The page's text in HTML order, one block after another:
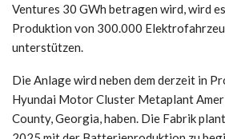
Ventures 30 GWh betragen wird, wird
Produktion von 300.000
unterstützen.
Die Anlage wird neben dem derzeit in
Hyundai Motor Cluster Metaplant
County, Georgia, haben. Die Fabrik